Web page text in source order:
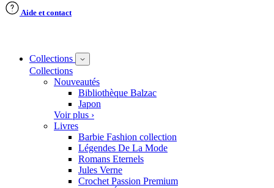
Aide et contact
Collections
Collections
Nouveautés
Bibliothèque Balzac
Japon
Voir plus ›
Livres
Barbie Fashion collection
Légendes De La Mode
Romans Eternels
Jules Verne
Crochet Passion Premium